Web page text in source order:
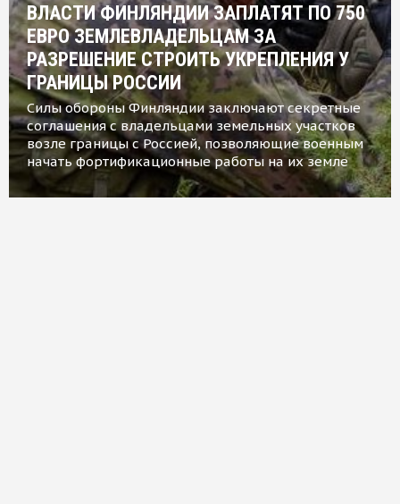
ВЛАСТИ ФИНЛЯНДИИ ЗАПЛАТЯТ ПО 750
ЕВРО ЗЕМЛЕВЛАДЕЛЬЦАМ ЗА
РАЗРЕШЕНИЕ СТРОИТЬ УКРЕПЛЕНИЯ У
ГРАНИЦЫ РОССИИ
Силы обороны Финляндии заключают секретные
соглашения с владельцами земельных участков
возле границы с Россией, позволяющие военным
начать фортификационные работы на их земле